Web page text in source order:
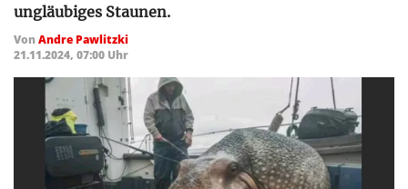
ungläubiges Staunen.
VonAndre Pawlitzki
21.11.2024, 07:00 Uhr